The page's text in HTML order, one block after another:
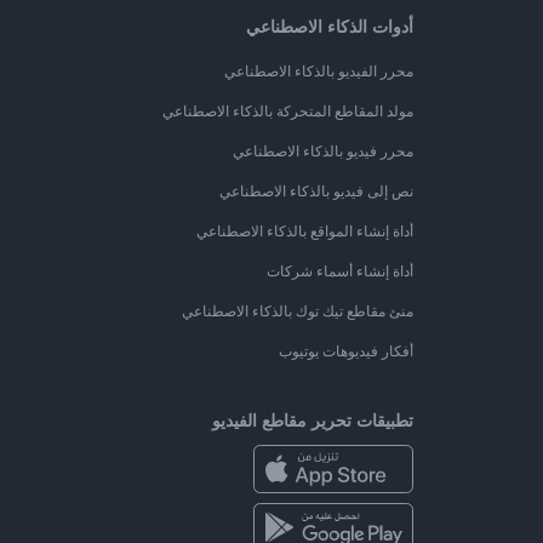
أدوات الذكاء الاصطناعي
محرر الفيديو بالذكاء الاصطناعي
مولد المقاطع المتحركة بالذكاء الاصطناعي
محرر فيديو بالذكاء الاصطناعي
نص إلى فيديو بالذكاء الاصطناعي
أداة إنشاء المواقع بالذكاء الاصطناعي
أداة إنشاء أسماء شركات
منئ مقاطع تيك توك بالذكاء الاصطناعي
أفكار فيديوهات يوتيوب
تطبيقات تحرير مقاطع الفيديو